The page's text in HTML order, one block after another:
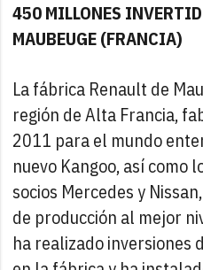
450 MILLONES
MAUBEUGE (FRANCIA)
La fábrica Renault de
región de Alta Francia,
2011 para el mundo
nuevo Kangoo, así como
socios Mercedes y
de producción al mejor
ha realizado inversiones